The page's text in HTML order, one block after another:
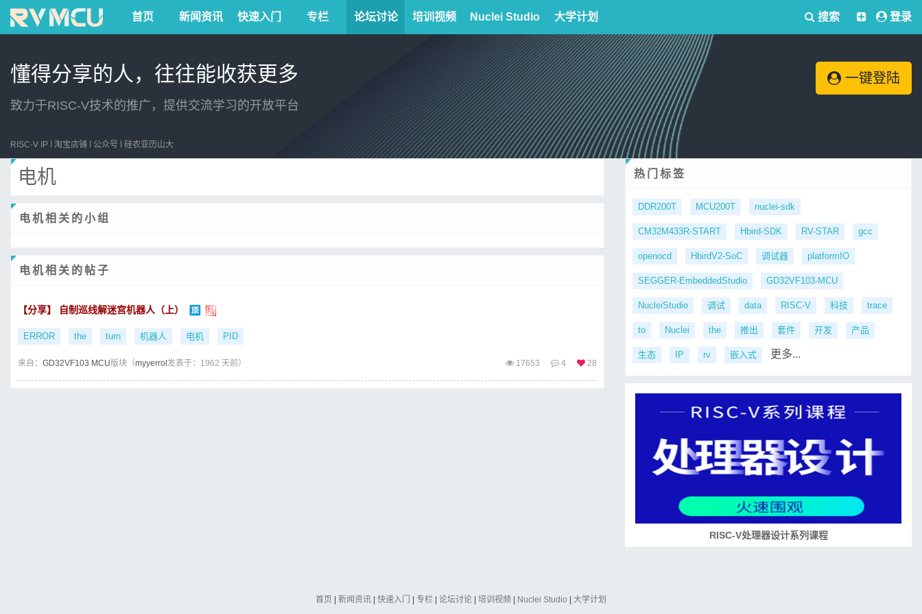
首页 新闻资讯 快速入门 专栏 论坛讨论 培训视频 Nuclei Studio 大学计划 搜索 登录
懂得分享的人，往往能收获更多
致力于RISC-V技术的推广，提供交流学习的开放平台
一键登陆
RISC-V IP 淘宝店铺 公众号 硅农亚历山大
电机
电机相关的小组
电机相关的帖子
【分享】 自制巡线解迷宫机器人（上）
ERROR the turn 机器人 电机 PID
来自： GD32VF103 MCU版块（myyerrol 发表于：1962 天前） 17653 4 28
热门标签
DDR200T MCU200T nuclei-sdk
CM32M433R-START Hbird-SDK RV-STAR gcc
openocd HbirdV2-SoC 调试器 platformIO
SEGGER-EmbeddedStudio GD32VF103-MCU
NucleiStudio 调试 data RISC-V 科技 trace
to Nuclei the 推出 套件 开发 产品
生态 IP rv 嵌入式 更多...
RISC-V处理器设计系列课程
首页 新闻资讯 快速入门 专栏 论坛讨论 培训视频 Nuclei Studio 大学计划